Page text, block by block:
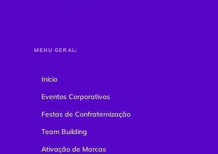
MENU GERAL:
Início
Eventos Corporativos
Festas de Confraternização
Team Building
Ativação de Marcas